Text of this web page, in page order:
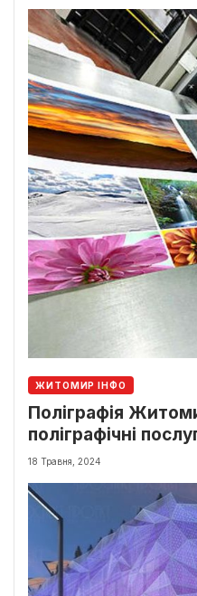
ЖИТОМИР ІНФО
Поліграфія
поліграфічні
18 Травня, 2024